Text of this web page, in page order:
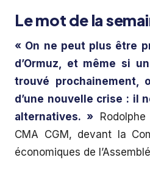
Le mot de la
« On ne peut plus être
d’Ormuz, et même si
trouvé prochainement,
d’une nouvelle crise : il
alternatives. »
CMA CGM, devant la
économiques de